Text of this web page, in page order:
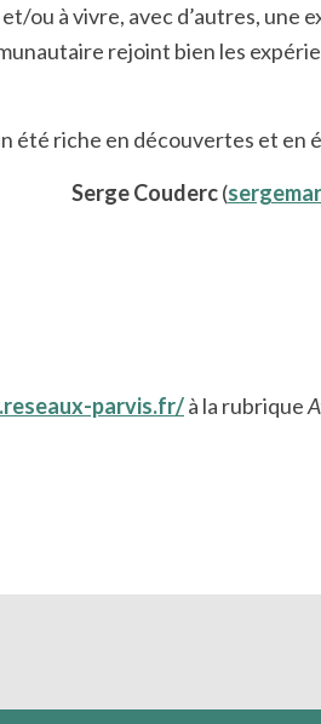
ou à vivre, avec d’autres, une
rejoint bien les
été riche en découvertes et en
Serge Couderc(
parvis.fr/à la rubrique